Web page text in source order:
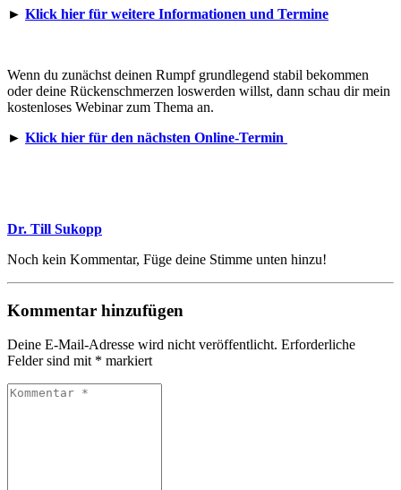
► Klick hier für weitere Informationen und Termine
Wenn du zunächst deinen Rumpf grundlegend stabil bekommen
oder deine Rückenschmerzen loswerden willst, dann schau dir mein
kostenloses Webinar zum Thema an.
► Klick hier für den nächsten Online-Termin
Dr. Till Sukopp
Noch kein Kommentar, Füge deine Stimme unten hinzu!
Kommentar hinzufügen
Deine E-Mail-Adresse wird nicht veröffentlicht. Erforderliche
Felder sind mit * markiert
Kommentar